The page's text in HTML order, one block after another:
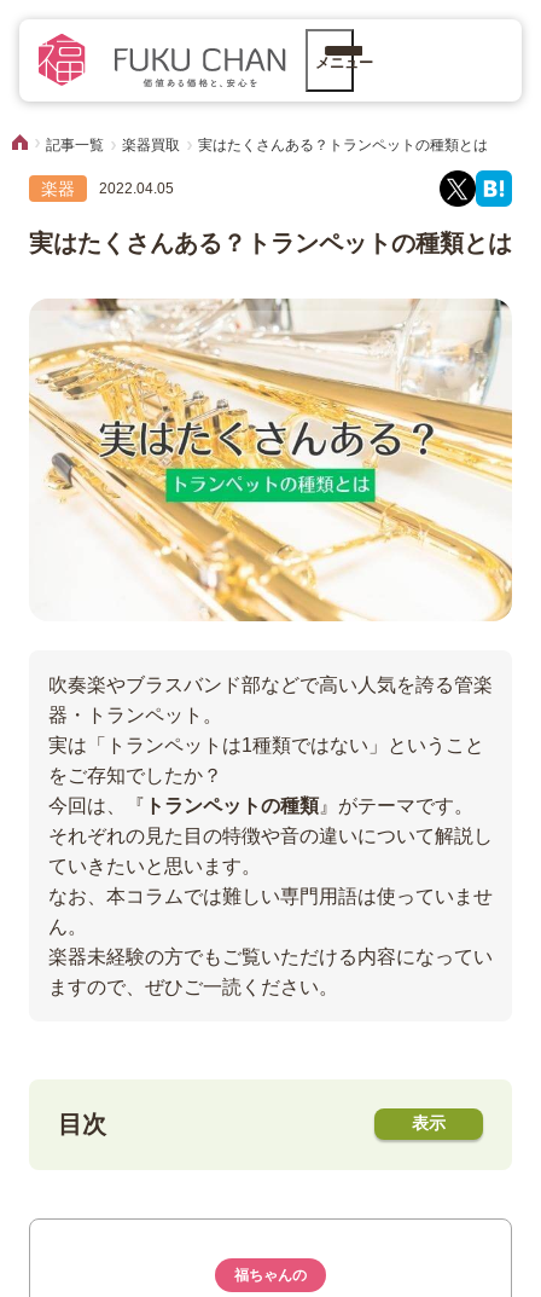
メニュー
記事一覧 楽器買取 実はたくさんある？トランペットの種類とは
楽器 2022.04.05
実はたくさんある？トランペットの種類とは
吹奏楽やブラスバンド部などで高い人気を誇る管楽
器・トランペット。
実は「トランペットは1種類ではない」ということ
をご存知でしたか？
今回は、『 トランペットの種類』がテーマです。
それぞれの見た目の特徴や音の違いについて解説し
ていきたいと思います。
なお、本コラムでは難しい専門用語は使っていませ
ん。
楽器未経験の方でもご覧いただける内容になってい
ますので、ぜひご一読ください。
目次
トランペットの種類
B♭管トランペット
福ちゃんの